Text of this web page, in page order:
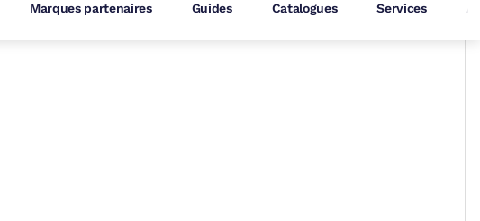
Marques partenaires Guides Catalogues Services